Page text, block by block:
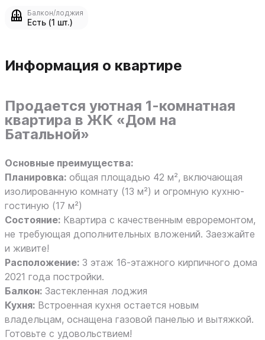
Балкон/лоджия
Есть (1 шт.)
Информация о квартире
Продается уютная 1-комнатная
квартира в ЖК «Дом на
Батальной»
Основные преимущества:
Планировка: общая площадью 42 м², включающая
изолированную комнату (13 м²) и огромную кухню-
гостиную (17 м²)
Состояние: Квартира с качественным евроремонтом,
не требующая дополнительных вложений. Заезжайте
и живите!
Расположение: 3 этаж 16-этажного кирпичного дома
2021 года постройки.
Балкон: Застекленная лоджия
Кухня: Встроенная кухня остается новым
владельцам, оснащена газовой панелью и вытяжкой.
Готовьте с удовольствием!